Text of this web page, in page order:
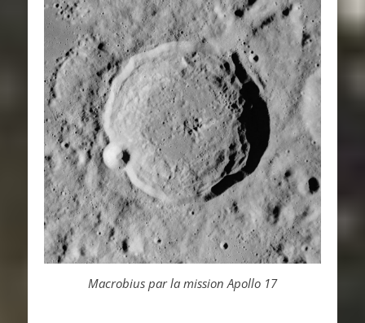
Macrobius par la mission Apollo 17